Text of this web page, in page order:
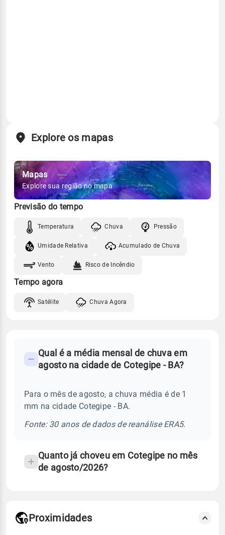
Explore os mapas
Mapas
Explore sua região no mapa
Previsão do tempo
Temperatura Chuva Pressão
Umidade Relativa Acumulado de Chuva
Vento Risco de Incêndio
Tempo agora
Satélite Chuva Agora
Perguntas
sobre
chuva
Qual é a média mensal de chuva em
agosto na cidade de Cotegipe - BA?
Para o mês de agosto, a chuva média é de 1
mm na cidade Cotegipe - BA.
Fonte: 30 anos de dados de reanálise ERA5.
Quanto já choveu em Cotegipe no mês
de agosto/2026?
Proximidades